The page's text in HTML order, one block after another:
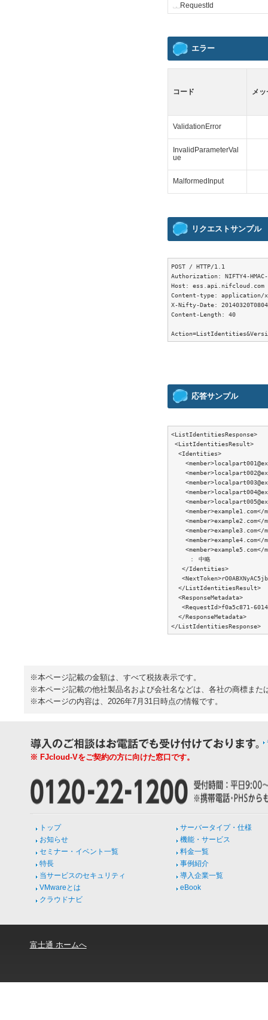
␣␣RequestId
エラー
コード メ
ValidationError
InvalidParameterVal
ue
MalformedInput
リクエストサンプル
POST / HTTP/1.1
Authorization: NIFTY4-
Host: ess.api.nifcloud.com
Content-type: application/x-
X-Nifty-Date:
Content-Length: 40
応答サンプル
<ListIdentitiesResponse>
<ListIdentitiesResult>
  <Identities>
<member>example1.com</
<member>example2.com</
<member>example3.com</
<member>example4.com</
<member>example5.com</
     ： 中略
   </Identities>
  </ListIdentitiesResult>
  <ResponseMetadata>
<RequestId>f0a5c871-
  </ResponseMetadata>
</ListIdentitiesResponse>
※本ページ記載の金額は、すべて税抜表示です。
※本ページ記載の他社製品名および会社名などは、各社の商標また
※本ページの内容は、2026年7月31日時点の情報です。
※ FJcloud-Vをご契約の方に向けた窓口です。
トップ
お知らせ
セミナー・イベント一覧
特長
当サービスのセキュリティ
VMwareとは
クラウドナビ
サーバータイプ・仕様
機能・サービス
料金一覧
事例紹介
導入企業一覧
eBook
富士通 ホームへ